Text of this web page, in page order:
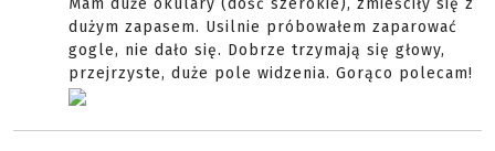
Mam duże okulary (dość szerokie), zmieściły się z
dużym zapasem. Usilnie próbowałem zaparować
gogle, nie dało się. Dobrze trzymają się głowy,
przejrzyste, duże pole widzenia. Gorąco polecam!